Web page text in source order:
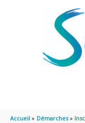
Accueil Démarches